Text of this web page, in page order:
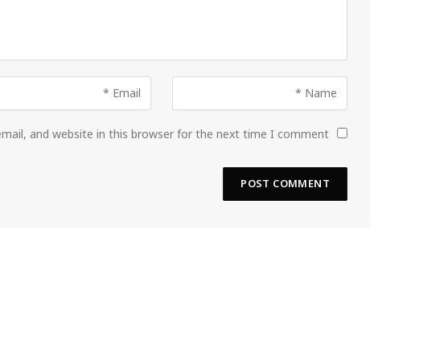
and website in this browser for the next time I comment.